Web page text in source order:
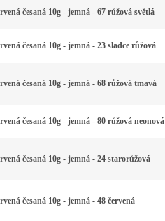
česaná 10g - jemná - 67 růžová světlá
česaná 10g - jemná - 23 sladce růžová
česaná 10g - jemná - 68 růžová tmavá
česaná 10g - jemná - 80 růžová neonová
česaná 10g - jemná - 24 starorůžová
česaná 10g - jemná - 48 červená